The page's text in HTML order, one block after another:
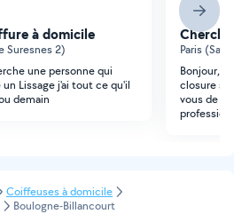
à domicile
Suresnes 2)
une personne qui
Lissage j'ai tout ce qu'il
demain
Paris
Bonjour,
closure
vous de
Coiffeuses à domicile
Boulogne-Billancourt